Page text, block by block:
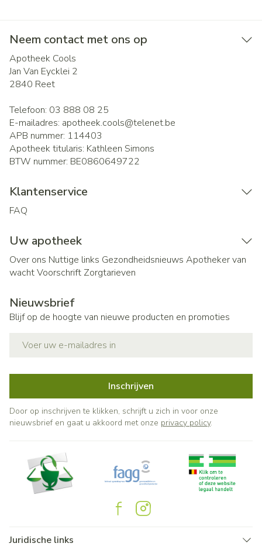
Neem contact met ons op
Apotheek Cools
Jan Van Eycklei 2
2840 Reet
Telefoon: 03 888 08 25
E-mailadres: apotheek.cools@telenet.be
APB nummer: 114403
Apotheek titularis: Kathleen Simons
BTW nummer: BE0860649722
Klantenservice
FAQ
Uw apotheek
Over ons Nuttige links Gezondheidsnieuws Apotheker van
wachtVoorschrift Zorgtarieven
Nieuwsbrief
Blijf op de hoogte van nieuwe producten en promoties
Inschrijven
Door op inschrijven te klikken, schrijft u zich in voor onze
nieuwsbrief en gaat u akkoord met onze privacy policy.
Juridische links